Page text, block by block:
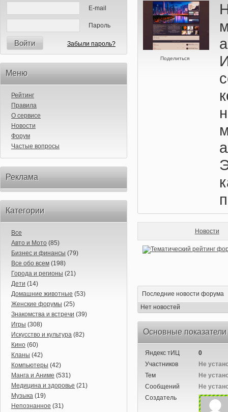
E-mail
Пароль
Войти Забыли пароль?
Меню
Рейтинг
Правила
О сервисе
Новости
Форум
Частые вопросы
Реклама
Категории
Все
Авто и Мото (85)
Бизнес и финансы (79)
Все обо всем (198)
Города и регионы (21)
Дети (14)
Домашние животные (53)
Женские форумы (25)
Знакомства и встречи (39)
Игры (308)
Искусство и культура (82)
Кино (60)
Кланы (42)
Компьютеры (42)
Манга и Аниме (531)
Медицина и здоровье (21)
Музыка (19)
Непознанное (31)
Поделиться
Новости
Последние новости форума
Нет новостей
Основные
Яндекс тИЦ
0
Участников
Не
Тем
Не
Сообщений
Не
Создатель